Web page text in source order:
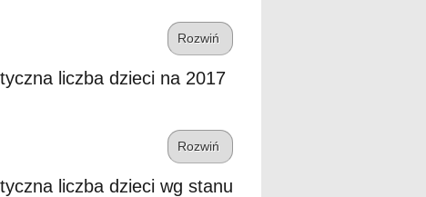
Rozwiń
liczba dzieci na 2017
Rozwiń
liczba dzieci wg stanu